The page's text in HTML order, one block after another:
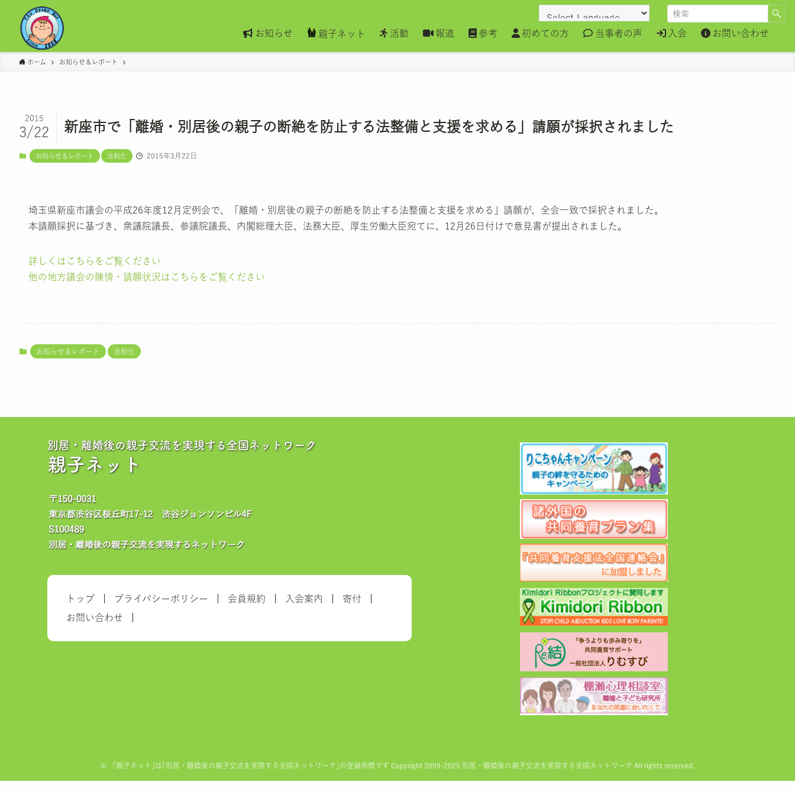
お知らせ 親子ネット 活動 報道 参考 初めての方 当事者の声 入会 お問い合わせ
ホーム お知らせ＆レポート
新座市で「離婚・別居後の親子の断絶を防止する法整備と支援を求める」請願が採択されました
2015
3/22
お知らせ＆レポート 法制化 2015年3月22日
埼玉県新座市議会の平成26年度12月定例会で、「離婚・別居後の親子の断絶を防止する法整備と支援を求める」請願が、全会一致で採択されました。
本請願採択に基づき、衆議院議長、参議院議長、内閣総理大臣、法務大臣、厚生労働大臣宛てに、12月26日付けで意見書が提出されました。
詳しくはこちらをご覧ください
他の地方議会の陳情・請願状況はこちらをご覧ください
お知らせ＆レポート 法制化
別居・離婚後の親子交流を実現する全国ネットワーク
親子ネット
トップ プライバシーポリシー 会員規約 入会案内
寄付
お問い合わせ
© 「親子ネット｣は｢別居・離婚後の親子交流を実現する全国ネットワーク｣の登録商標です Copyright 2009-2025 別居・離婚後の親子交流を実現する全国ネットワーク All rights reserved.